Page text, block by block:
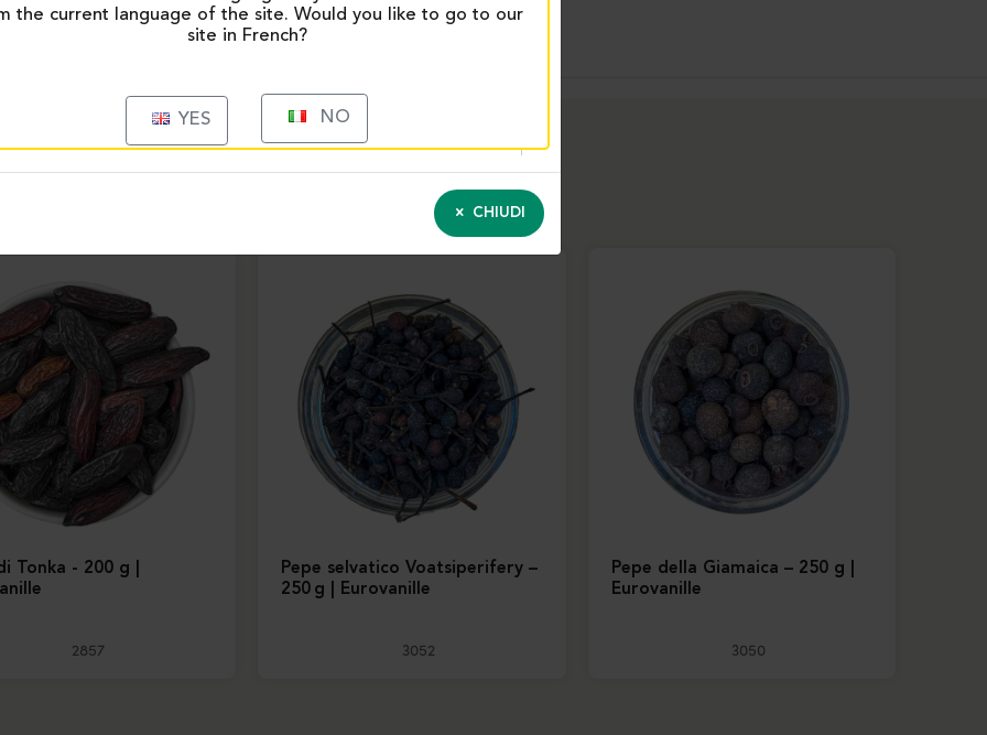
PRODUITS SIMILAIRES
Tonka - 200 g |
2857
Pepe selvatico Voatsiperifery –
250 g | Eurovanille
3052
Pepe della Giamaica – 250 g |
Eurovanille
3050
CHIUDI
the current language of the site. Would you like to go to our
site in French?
YES NO